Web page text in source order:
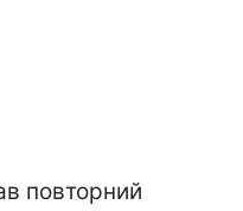
повторний